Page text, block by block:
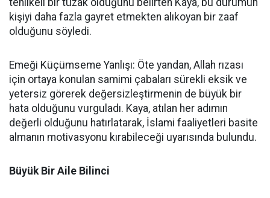
tehlikeli bir tuzak olduğunu belirten Kaya, bu durumun
kişiyi daha fazla gayret etmekten alıkoyan bir zaaf
olduğunu söyledi.
Emeği Küçümseme Yanlışı: Öte yandan, Allah rızası
için ortaya konulan samimi çabaları sürekli eksik ve
yetersiz görerek değersizleştirmenin de büyük bir
hata olduğunu vurguladı. Kaya, atılan her adımın
değerli olduğunu hatırlatarak, İslami faaliyetleri basite
almanın motivasyonu kırabileceği uyarısında bulundu.
Büyük Bir Aile Bilinci